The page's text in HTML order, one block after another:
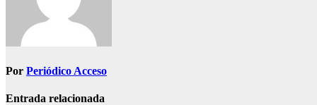
Por Periódico Acceso
Entrada relacionada